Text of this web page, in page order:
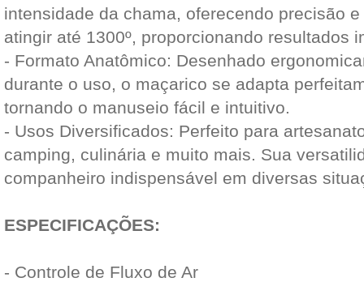
intensidade da chama, oferecendo precisão
atingir até 1300º, proporcionando resultados
- Formato Anatômico: Desenhado
durante o uso, o maçarico se adapta
tornando o manuseio fácil e intuitivo.
- Usos Diversificados: Perfeito para
camping, culinária e muito mais. Sua
companheiro indispensável em diversas
ESPECIFICAÇÕES:
- Controle de Fluxo de Ar